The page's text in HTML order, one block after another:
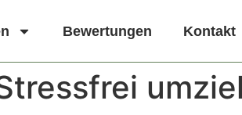
Bewertungen Kontakt